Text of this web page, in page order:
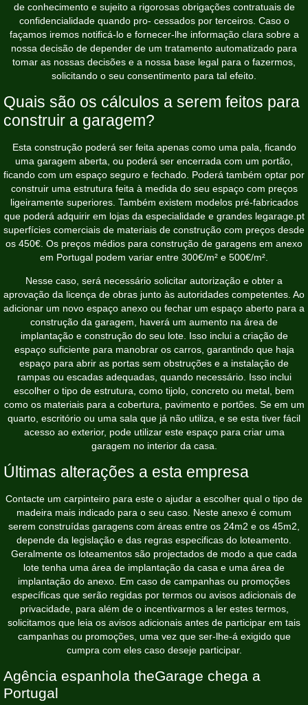
de conhecimento e sujeito a rigorosas obrigações contratuais de
confidencialidade quando pro- cessados por terceiros. Caso o
façamos iremos notificá-lo e fornecer-lhe informação clara sobre a
nossa decisão de depender de um tratamento automatizado para
tomar as nossas decisões e a nossa base legal para o fazermos,
solicitando o seu consentimento para tal efeito.
Quais são os cálculos a serem feitos para
construir a garagem?
Esta construção poderá ser feita apenas como uma pala, ficando
uma garagem aberta, ou poderá ser encerrada com um portão,
ficando com um espaço seguro e fechado. Poderá também optar por
construir uma estrutura feita à medida do seu espaço com preços
ligeiramente superiores. Também existem modelos pré-fabricados
que poderá adquirir em lojas da especialidade e grandes legarage.pt
superfícies comerciais de materiais de construção com preços desde
os 450€. Os preços médios para construção de garagens em anexo
em Portugal podem variar entre 300€/m² e 500€/m².
Nesse caso, será necessário solicitar autorização e obter a
aprovação da licença de obras junto às autoridades competentes. Ao
adicionar um novo espaço anexo ou fechar um espaço aberto para a
construção da garagem, haverá um aumento na área de
implantação e construção do seu lote. Isso inclui a criação de
espaço suficiente para manobrar os carros, garantindo que haja
espaço para abrir as portas sem obstruções e a instalação de
rampas ou escadas adequadas, quando necessário. Isso inclui
escolher o tipo de estrutura, como tijolo, concreto ou metal, bem
como os materiais para a cobertura, pavimento e portões. Se em um
quarto, escritório ou uma sala que já não utiliza, e se esta tiver fácil
acesso ao exterior, pode utilizar este espaço para criar uma
garagem no interior da casa.
Últimas alterações a esta empresa
Contacte um carpinteiro para este o ajudar a escolher qual o tipo de
madeira mais indicado para o seu caso. Neste anexo é comum
serem construídas garagens com áreas entre os 24m2 e os 45m2,
depende da legislação e das regras especificas do loteamento.
Geralmente os loteamentos são projectados de modo a que cada
lote tenha uma área de implantação da casa e uma área de
implantação do anexo. Em caso de campanhas ou promoções
específicas que serão regidas por termos ou avisos adicionais de
privacidade, para além de o incentivarmos a ler estes termos,
solicitamos que leia os avisos adicionais antes de participar em tais
campanhas ou promoções, uma vez que ser-lhe-á exigido que
cumpra com eles caso deseje participar.
Agência espanhola theGarage chega a
Portugal